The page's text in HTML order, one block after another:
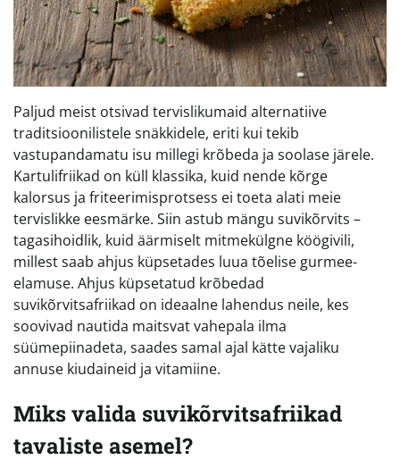
Paljud meist otsivad tervislikumaid alternatiive
traditsioonilistele snäkkidele, eriti kui tekib
vastupandamatu isu millegi krõbeda ja soolase järele.
Kartulifriikad on küll klassika, kuid nende kõrge
kalorsus ja friteerimisprotsess ei toeta alati meie
tervislikke eesmärke. Siin astub mängu suvikõrvits –
tagasihoidlik, kuid äärmiselt mitmekülgne köögivili,
millest saab ahjus küpsetades luua tõelise gurmee-
elamuse. Ahjus küpsetatud krõbedad
suvikõrvitsafriikad on ideaalne lahendus neile, kes
soovivad nautida maitsvat vahepala ilma
süümepiinadeta, saades samal ajal kätte vajaliku
annuse kiudaineid ja vitamiine.
Miks valida suvikõrvitsafriikad
tavaliste asemel?